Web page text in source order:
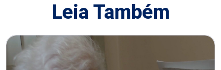
Leia Também